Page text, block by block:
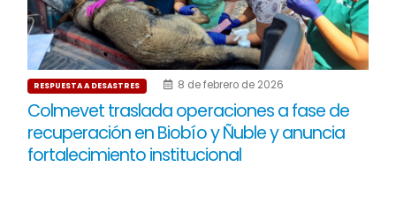
RESPUESTA A DESASTRES 8 de febrero de 2026
Colmevet traslada operaciones a fase de
recuperación en Biobío y Ñuble y anuncia
fortalecimiento institucional